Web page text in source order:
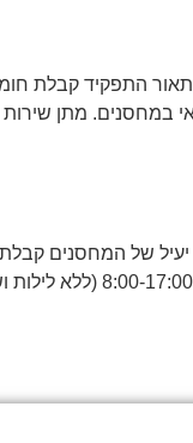
התפקיד קבלת
מתן שירות
של המחסנים
בשרשרת האספקה נסיון